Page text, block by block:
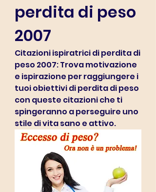
perdita di peso
2007
Citazioni ispiratrici di perdita di
peso 2007: Trova motivazione
e ispirazione per raggiungere i
tuoi obiettivi di perdita di peso
con queste citazioni che ti
spingeranno a perseguire uno
stile di vita sano e attivo.